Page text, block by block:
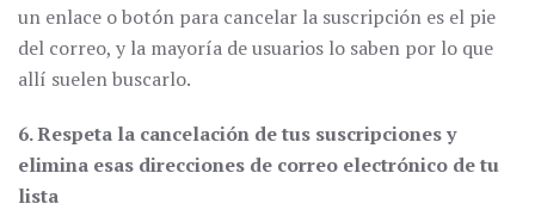
un enlace o botón para cancelar la suscripción es el pie
del correo, y la mayoría de usuarios lo saben por lo que
allí suelen buscarlo.
6. Respeta la cancelación de tus suscripciones y
elimina esas direcciones de correo electrónico de tu
lista